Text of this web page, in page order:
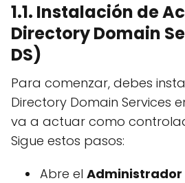
1.1. Instalación de
Directory Domain
DS)
Para comenzar, debes
Directory Domain Services
va a actuar como
Sigue estos pasos:
Abre el Administrador